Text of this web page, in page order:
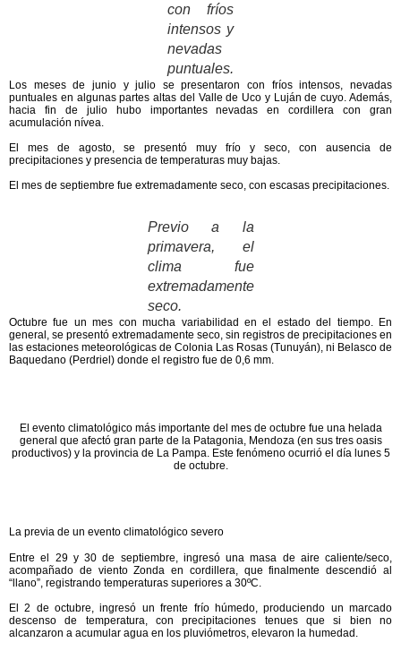
con fríos
intensos y
nevadas
puntuales.
Los meses de junio y julio se presentaron con fríos intensos , nevadas
puntuales en algunas partes altas del Valle de Uco y Luján de cuyo. Además,
hacia fin de julio hubo importantes nevadas en cordillera con gran
acumulación nívea.
El mes de agosto, se presentó muy frío y seco, con ausencia de
precipitaciones y presencia de temperaturas muy bajas.
El mes de septiembre fue extremadamente seco, con escasas precipitaciones.
Previo a la
primavera, el
clima fue
extremadamente
seco.
Octubre fue un mes conmucha variabilidad en el estado del tiempo. En
general, se presentó extremadamente seco, sin registros de precipitaciones en
las estaciones meteorológicas de Colonia Las Rosas (Tunuyán), ni Belasco de
Baquedano (Perdriel) donde el registro fue de 0,6 mm.
El evento climatológico más importante del mes de octubre fue una helada
general que afectó gran parte de la Patagonia, Mendoza (en sus tres oasis
productivos) y la provincia de La Pampa. Este fenómeno ocurrió el día lunes 5
de octubre.
La previa de un evento climatológico severo
Entre el 29 y 30 de septiembre , ingresó unamasa de aire caliente/seco
acompañado de viento Zonda en cordillera, que finalmente descendió al
“llano”, registrando temperaturas superiores a 30ºC.
El2 de octubre, ingresó unfrente frío húmedo, produciendo un marcado
descenso de temperatura, con precipitaciones tenues que si bien no
alcanzaron a acumular agua en los pluviómetros, elevaron la humedad.